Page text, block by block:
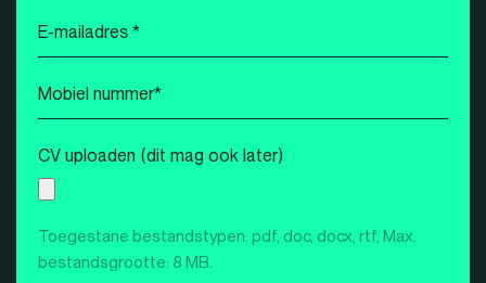
E-
mailadres
*
Mobiel
nummer
*
CV uploaden (dit mag ook later)
Toegestane bestandstypen: pdf, doc, docx, rtf, Max.
bestandsgrootte: 8 MB.